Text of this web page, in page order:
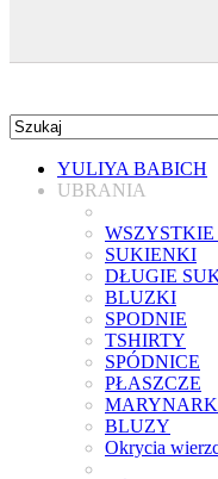
YULIYA BABICH
UBRANIA
SUKIENKI
DŁUGIE
BLUZKI
SPODNIE
TSHIRTY
SPÓDNICE
PŁASZCZE
BLUZY
Okrycia